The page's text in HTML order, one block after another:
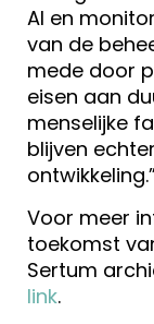
AI en
van de
mede door
eisen aan
menselijke
blijven
Voor meer
toekomst
Sertum
link.